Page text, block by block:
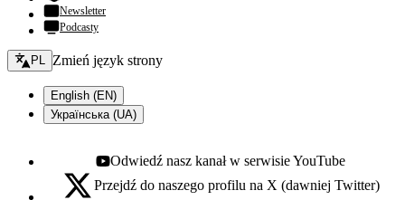
Newsletter
Podcasty
Zmień język - bieżący:
PL Zmień język strony
English (EN)
Українська (UA)
Youtube - otwiera się w nowej karcie
Odwiedź nasz kanał w serwisie YouTube
X - otwiera się w nowej karcie
Przejdź do naszego profilu na X (dawniej Twitter)